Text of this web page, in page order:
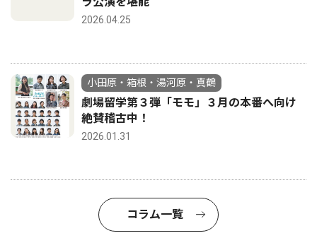
2026.04.25
小田原・箱根・湯河原・真鶴
劇場留学第３弾「モモ」３月の本番へ向け
絶賛稽古中！
2026.01.31
コラム一覧